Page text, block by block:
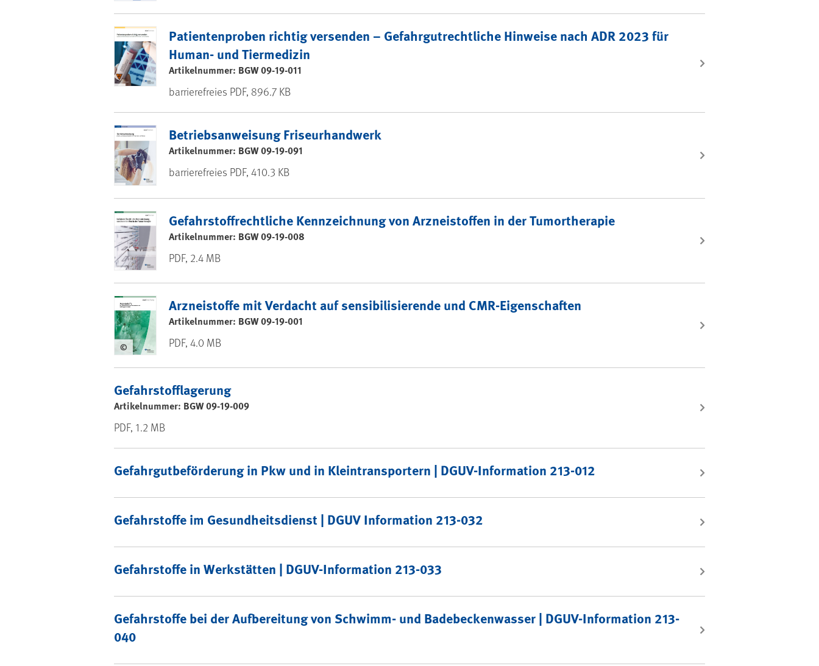
Patientenproben richtig versenden – Gefahrgutrechtliche Hinweise nach ADR 2023 für
Human- und Tiermedizin
Artikelnummer: BGW 09-19-011
barrierefreies PDF, 896.7 KB
Betriebsanweisung Friseurhandwerk
Artikelnummer: BGW 09-19-091
barrierefreies PDF, 410.3 KB
Gefahrstoffrechtliche Kennzeichnung von Arzneistoffen in der Tumortherapie
Artikelnummer: BGW 09-19-008
PDF, 2.4 MB
Arzneistoffe mit Verdacht auf sensibilisierende und CMR-Eigenschaften
Artikelnummer: BGW 09-19-001
PDF, 4.0 MB
©
Gefahrstofflagerung
Artikelnummer: BGW 09-19-009
PDF, 1.2 MB
Gefahrgutbeförderung in Pkw und in Kleintransportern | DGUV-Information 213-012
Gefahrstoffe im Gesundheitsdienst | DGUV Information 213-032
Gefahrstoffe in Werkstätten | DGUV-Information 213-033
Gefahrstoffe bei der Aufbereitung von Schwimm- und Badebeckenwasser | DGUV-Information 213-
040